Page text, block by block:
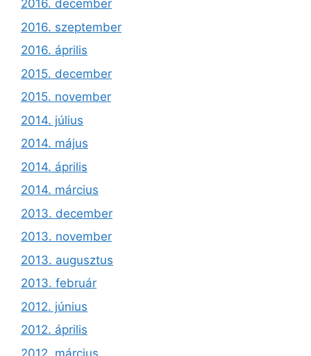
2016. december
2016. szeptember
2016. április
2015. december
2015. november
2014. július
2014. május
2014. április
2014. március
2013. december
2013. november
2013. augusztus
2013. február
2012. június
2012. április
2012. március